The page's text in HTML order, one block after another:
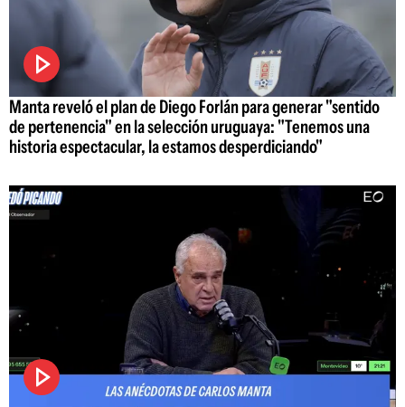
Manta reveló el plan de Diego Forlán para generar "sentido
de pertenencia" en la selección uruguaya: "Tenemos una
historia espectacular, la estamos desperdiciando"